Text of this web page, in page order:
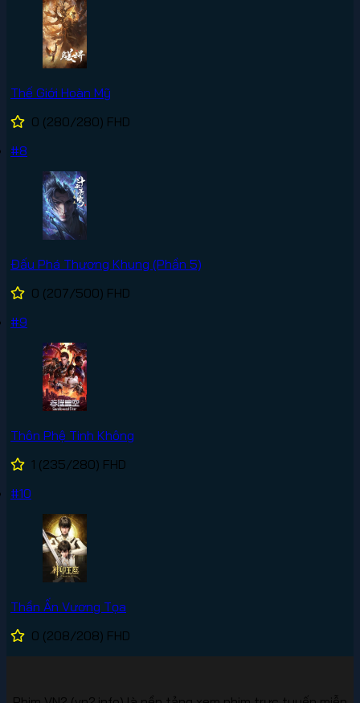
Thế Giới Hoàn Mỹ
0 (280/280) FHD
#8
Đấu Phá Thương Khung (Phần 5)
0 (207/500) FHD
#9
Thôn Phệ Tinh Không
1 (235/280) FHD
#10
Thần Ấn Vương Tọa
0 (208/208) FHD